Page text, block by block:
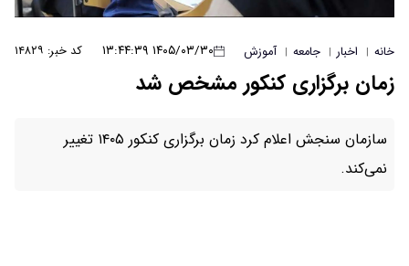
خانه | اخبار | جامعه | آموزش ۱۴۰۵/۰۳/۳۰ ۱۳:۴۴:۳۹ کد خبر: ۱۴۸۲۹
زمان برگزاری کنکور مشخص شد
سازمان سنجش اعلام کرد زمان برگزاری کنکور ۱۴۰۵ تغییر
نمی‌کند.